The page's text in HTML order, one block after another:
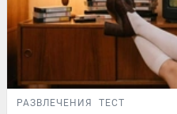
РАЗВЛЕЧЕНИЯ ТЕСТ